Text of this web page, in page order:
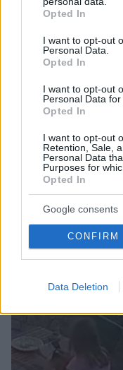
grant or deny
use your data for
consent section.
Opted In
I want to opt-out
Personal Data.
Opted In
I want to opt-out
Personal Data for
Opted In
I want to opt-out
Retention, Sale,
Personal Data
Purposes for
Opted In
Google consents
CONFIRM
Data Deletion
Μπαρτσελόνα:
Φάτε σούπα με
πριν 26 λεπτά
Σύκα και
πριν 28 λεπτά
Λευκό ξίδι: Οι 5
κατοικίδια
πριν 28 λεπτά
ΔΕΙΤΕ ΟΛΕΣ ΤΙΣ
ΤΑ ΠΙΟ